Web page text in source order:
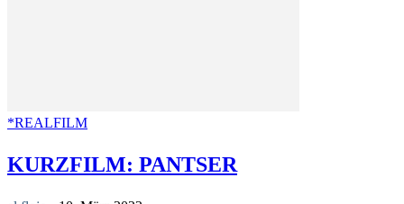
*REALFILM
KURZFILM: PANTSER